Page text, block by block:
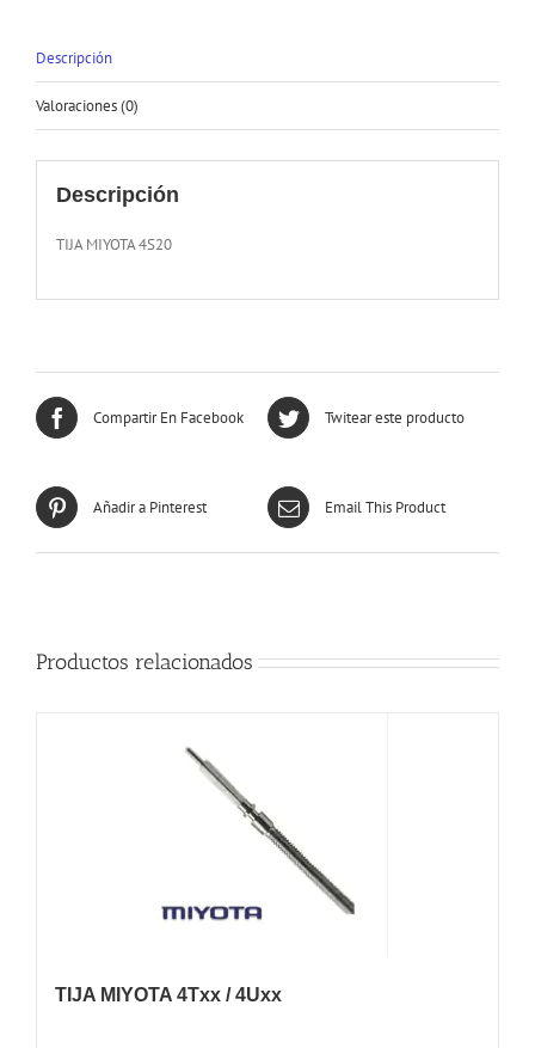
Descripción
Valoraciones (0)
Descripción
TIJA MIYOTA 4S20
Compartir En Facebook Twitear este producto
Añadir a Pinterest Email This Product
Productos relacionados
TIJA MIYOTA 4Txx / 4Uxx